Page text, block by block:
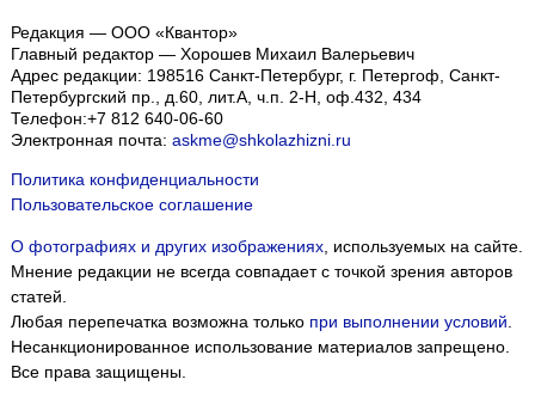
Редакция — ООО «Квантор»
Главный редактор — Хорошев Михаил Валерьевич
Адрес редакции: 198516 Санкт-Петербург, г. Петергоф Санкт-
Петербургский пр., д.60, лит.А, ч.п. 2-Н, оф.432, 434
Телефон:+7 812 640-06-60
Электронная почта: askme@shkolazhizni.ru
Политика конфиденциальности
Пользовательское соглашение
О фотографиях и других изображениях, используемых на сайте.
Мнение редакции не всегда совпадает с точкой зрения авторов
статей.
Любая перепечатка возможна только при выполнении условий
Несанкционированное использование материалов запрещено.
Все права защищены.